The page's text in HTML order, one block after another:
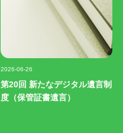
2026-06-26
第20回 新たなデジタル遺言制
度（保管証書遺言）